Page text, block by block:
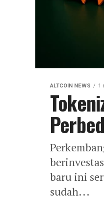
ALTCOIN NEWS 1
baru ini
sudah...